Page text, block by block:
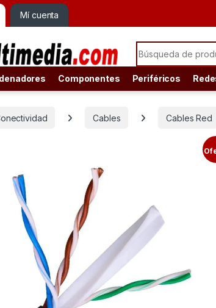
Mí cuenta
Search for:
Componentes Periféricos
Cables Cables Red